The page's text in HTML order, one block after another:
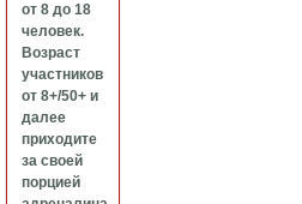
от 8 до 18
человек.
Возраст
участников
от 8+/50+ и
далее
приходите
за своей
порцией